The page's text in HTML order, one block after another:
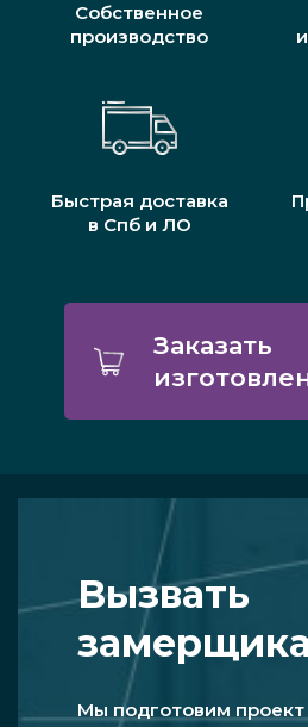
Собственное
производство
Быстрая доставка
в Спб и ЛО
Заказать
Вызвать
замерщика
Мы подготовим